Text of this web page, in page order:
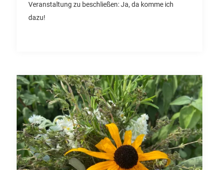
Veranstaltung zu beschließen: Ja, da komme ich
dazu!